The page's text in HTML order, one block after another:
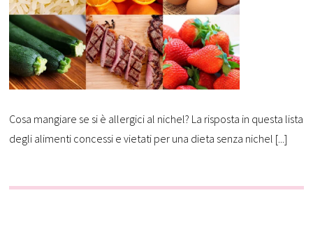
Cosa mangiare se si è allergici al nichel? La risposta in questa lista
degli alimenti concessi e vietati per una dieta senza nichel [...]